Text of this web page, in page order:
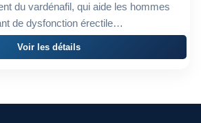
du vardénafil, qui aide les hommes
de dysfonction érectile…
Voir les détails